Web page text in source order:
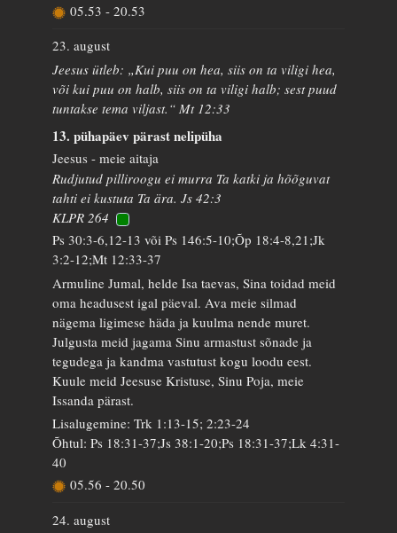
05.53 - 20.53
23. august
Jeesus ütleb: „Kui puu on hea, siis on ta viligi hea,
või kui puu on halb, siis on ta viligi halb; sest puud
tuntakse tema viljast.“ Mt 12:33
13. pühapäev pärast nelipüha
Jeesus - meie aitaja
Rudjutud pilliroogu ei murra Ta katki ja hõõguvat
tahti ei kustuta Ta ära. Js 42:3
KLPR 264
Ps 30:3-6,12-13 või Ps 146:5-10;Õp 18:4-8,21;Jk
3:2-12;Mt 12:33-37
Armuline Jumal, helde Isa taevas, Sina toidad meid
oma headusest igal päeval. Ava meie silmad
nägema ligimese häda ja kuulma nende muret.
Julgusta meid jagama Sinu armastust sõnade ja
tegudega ja kandma vastutust kogu loodu eest.
Kuule meid Jeesuse Kristuse, Sinu Poja, meie
Issanda pärast.
Lisalugemine: Trk 1:13-15; 2:23-24
Õhtul: Ps 18:31-37;Js 38:1-20;Ps 18:31-37;Lk 4:31-
40
05.56 - 20.50
24. august